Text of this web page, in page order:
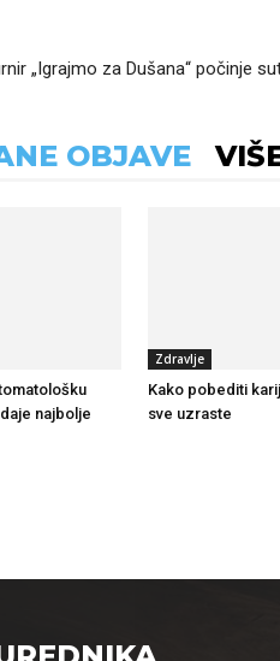
„Igrajmo za Dušana“ počinje
OBJAVE
najbolje
Zdravlje
Kako pobediti
sve uzraste